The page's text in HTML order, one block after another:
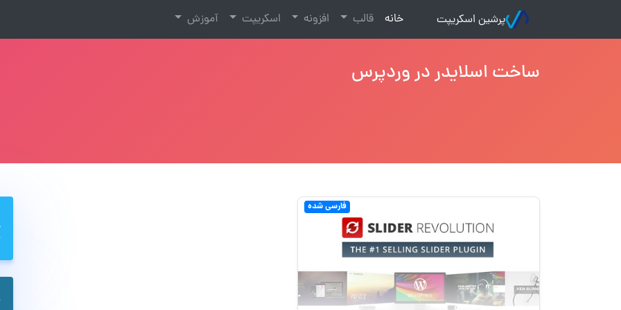
پرشین اسکریپت خانه
(current) قالب افزونه اسکریپت آموزش
ساخت اسلایدر در وردپرس
فارسی شده